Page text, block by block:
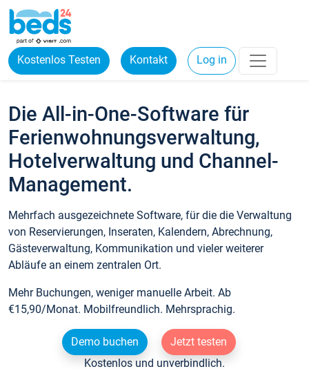
Kostenlos Testen Kontakt Log in
Die All-in-One-Software für
Ferienwohnungsverwaltung,
Hotelverwaltung und Channel-
Management.
Mehrfach ausgezeichnete Software, für die die Verwaltung
von Reservierungen, Inseraten, Kalendern, Abrechnung,
Gästeverwaltung, Kommunikation und vieler weiterer
Abläufe an einem zentralen Ort.
Mehr Buchungen, weniger manuelle Arbeit. Ab
€15,90/Monat. Mobilfreundlich. Mehrsprachig.
Demo buchen
Jetzt testen
Kostenlos und unverbindlich.